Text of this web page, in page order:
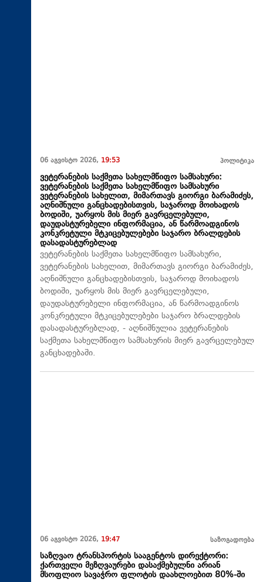
06 აგვისტო 2026, 19:53 პოლიტიკა
ვეტერანების საქმეთა სახელმწიფო სამსახური:
ვეტერანების საქმეთა სახელმწიფო სამსახური
ვეტერანების სახელით, მიმართავს გიორგი ბარამიძეს,
აღნიშნული განცხადებისთვის, საჯაროდ მოიხადოს
ბოდიში, უარყოს მის მიერ გავრცელებული,
დაუდასტურებელი ინფორმაცია, ან წარმოადგინოს
კონკრეტული მტკიცებულებები საჯარო ბრალდების
დასადასტურებლად
ვეტერანების საქმეთა სახელმწიფო სამსახური,
ვეტერანების სახელით, მიმართავს გიორგი ბარამიძეს,
აღნიშნული განცხადებისთვის, საჯაროდ მოიხადოს
ბოდიში, უარყოს მის მიერ გავრცელებული,
დაუდასტურებელი ინფორმაცია, ან წარმოადგინოს
კონკრეტული მტკიცებულებები საჯარო ბრალდების
დასადასტურებლად, - აღნიშნულია ვეტერანების
საქმეთა სახელმწიფო სამსახურის მიერ გავრცელებულ
განცხადებაში.
06 აგვისტო 2026, 19:47 საზოგადოება
საზღვაო ტრანსპორტის სააგენტოს დირექტორი:
ქართველი მეზღვაურები დასაქმებულნი არიან
მსოფლიო სავაჭრო ფლოტის დაახლოებით 80%-ში